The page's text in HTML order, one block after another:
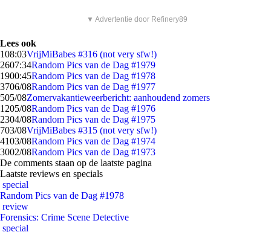
▼ Advertentie door Refinery89
Lees ook
108:03VrijMiBabes #316 (not very sfw!)
2607:34Random Pics van de Dag #1979
1900:45Random Pics van de Dag #1978
3706/08Random Pics van de Dag #1977
505/08Zomervakantieweerbericht: aanhoudend zomers
1205/08Random Pics van de Dag #1976
2304/08Random Pics van de Dag #1975
703/08VrijMiBabes #315 (not very sfw!)
4103/08Random Pics van de Dag #1974
3002/08Random Pics van de Dag #1973
De comments staan op de laatste pagina
Laatste reviews en specials
special
Random Pics van de Dag #1978
review
Forensics: Crime Scene Detective
special